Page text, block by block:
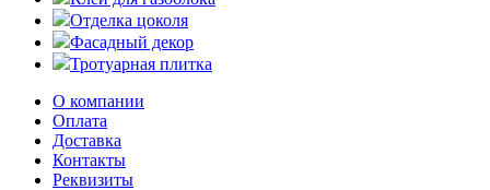
Отделка цоколя
Фасадный декор
Тротуарная плитка
О компании
Оплата
Доставка
Контакты
Реквизиты